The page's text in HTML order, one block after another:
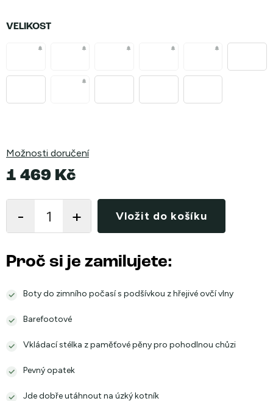
VELIKOST
Možnosti doručení
1 469 Kč
cena:
Vložit do košíku
Proč si je zamilujete:
Boty do zimního počasí s podšívkou z hřejivé ovčí vlny
Barefootové
Vkládací stélka z paměťové pěny pro pohodlnou chůzi
Pevný opatek
Jde dobře utáhnout na úzký kotník